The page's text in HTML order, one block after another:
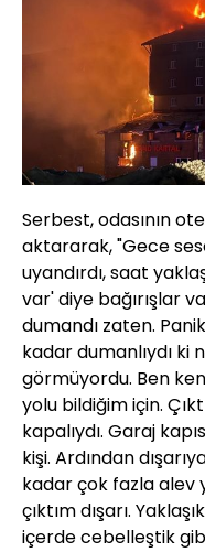
Serbest, odasının
aktararak, "Gece
uyandırdı, saat
var' diye bağırışlar
dumandı zaten.
kadar dumanlıydı ki
görmüyordu. Ben
yolu bildiğim için.
kapalıydı. Garaj
kişi. Ardından
kadar çok fazla alev
çıktım dışarı.
içerde cebelleştik